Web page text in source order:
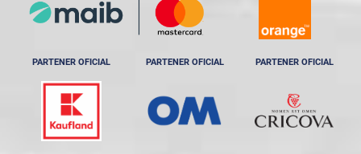
PARTENER OFICIAL PARTENER OFICIAL PARTENER OFICIAL